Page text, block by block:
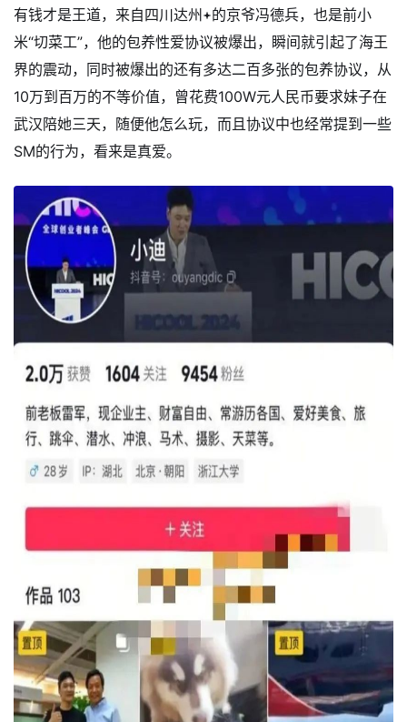
有钱才是王道，来自四川达州
的京爷冯德兵，也是前小
米“切菜工”，他的包养性爱协议被爆出，瞬间就引起了海王
界的震动，同时被爆出的还有多达二百多张的包养协议，从
10万到百万的不等价值，曾花费100W元人民币要求妹子在
武汉陪她三天，随便他怎么玩，而且协议中也经常提到一些
SM的行为，看来是真爱。